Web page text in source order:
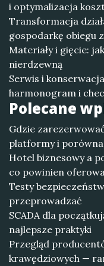
i optymalizacja
Transformacja
gospodarkę obiegu
Materiały i gięcie:
nierdzewną
Serwis i
harmonogram i
Polecane
Gdzie
platformy i
Hotel biznesowy a
co powinien
Testy
przeprowadzać
SCADA dla
najlepsze praktyki
Przegląd
krawędziowych —